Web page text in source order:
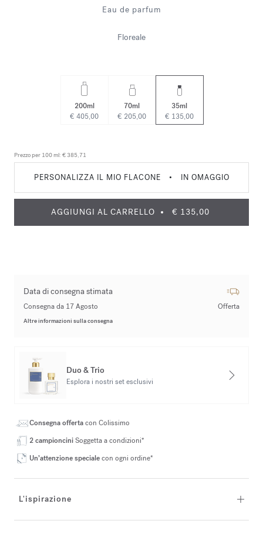
Eau de parfum
Floreale
200ml
€ 405,00
70ml
€ 205,00
35ml
€ 135,00
Prezzo per 100 ml: € 385,71
PERSONALIZZA IL MIO FLACONE • IN OMAGGIO
AGGIUNGI AL CARRELLO € 135,00
Data di consegna stimata
Consegna da 17 Agosto Offerta
Altre informazioni sulla consegna
Duo & Trio
Esplora i nostri set esclusivi
Consegna offertacon Colissimo
2 campionciniSoggetta a condizioni*
Un’attenzione specialecon ogni ordine*
L'ispirazione